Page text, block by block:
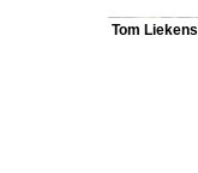
Tom Liekens